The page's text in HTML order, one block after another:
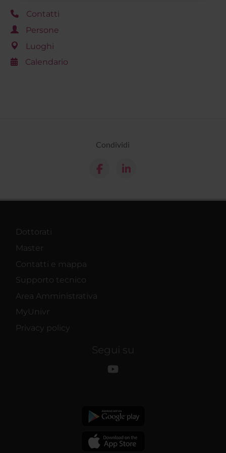
Contatti
Persone
Luoghi
Calendario
Condividi
Dottorati
Master
Contatti e mappa
Supporto tecnico
Area Amministrativa
MyUnivr
Privacy policy
Segui su